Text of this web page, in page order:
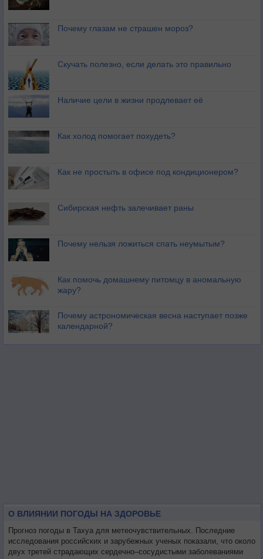
Почему глазам не страшен мороз?
Скучать полезно, если делать это правильно
Наличие цели в жизни продлевает её
Как холод помогает похудеть?
Как не простыть в офисе под кондиционером?
Сибирская нефть залечивает раны
Почему нельзя ложиться спать неумытым?
Как помочь домашнему питомцу в аномальную
жару?
Почему астрономическая весна наступает позже
календарной?
О ВЛИЯНИИ ПОГОДЫ НА ЗДОРОВЬЕ
Прогноз погоды в Тахуа для метеочувствительных. Последние
исследования российских и зарубежных ученых показали, что около
двух третей страдающих сердечно–сосудистыми заболеваниями